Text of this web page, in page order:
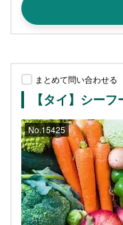
まとめて問い合わせる
【タイ】シー
No.15425